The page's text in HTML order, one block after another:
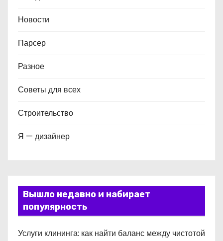
Новости
Парсер
Разное
Советы для всех
Строительство
Я — дизайнер
Вышло недавно и набирает
популярность
Услуги клининга: как найти баланс между чистотой